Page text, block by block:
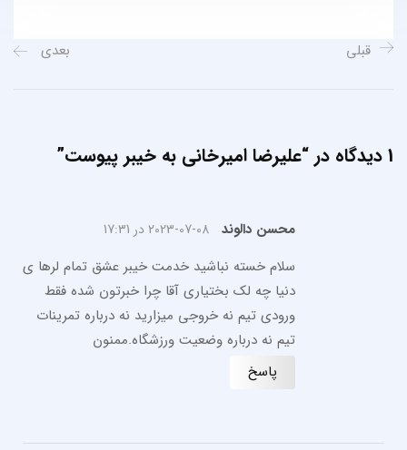
قبلی بعدی
1 دیدگاه در “ علیرضا امیرخانی به خیبر پیوست”
محسن دالوند 2023-07-08 در 17:31
سلام خسته نباشید خدمت خیبر عشق تمام لرها ی
دنیا چه لک بختیاری آقا چرا خبرتون شده فقط
ورودی تیم نه خروجی میزارید نه درباره تمرینات
تیم نه درباره وضعیت ورزشگاه.ممنون
پاسخ